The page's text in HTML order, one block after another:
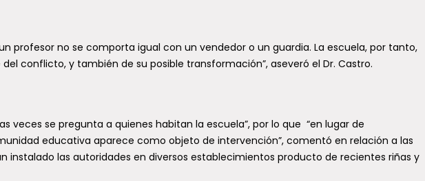
profesor no se comporta igual con un vendedor o un guardia. La escuela, por tanto,
conflicto, y también de su posible transformación”, aseveró el Dr. Castro.
veces se pregunta a quienes habitan la escuela”, por lo que “en lugar de
educativa aparece como objeto de intervención”, comentó en relación a las
instalado las autoridades en diversos establecimientos producto de recientes riñas y